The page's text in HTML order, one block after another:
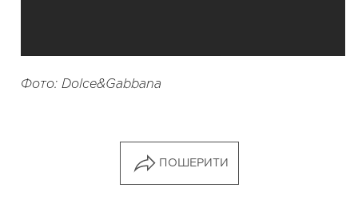
Фото: Dolce&Gabbana
ПОШЕРИТИ